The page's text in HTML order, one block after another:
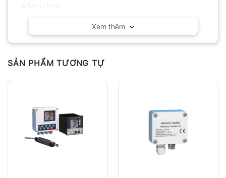
Xem thêm
SẢN PHẨM TƯƠNG TỰ